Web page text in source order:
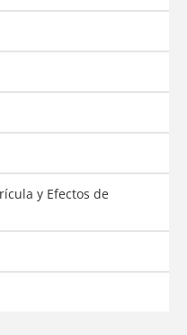
y Efectos de